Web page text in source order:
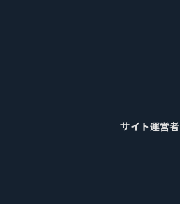
サイト運営者